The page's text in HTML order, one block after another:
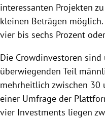
interessanten Projekten
kleinen Beträgen
vier bis sechs Prozent
Die Crowdinvestoren sind
überwiegenden Teil
mehrheitlich zwischen 30
einer Umfrage der
vier Investments liegen